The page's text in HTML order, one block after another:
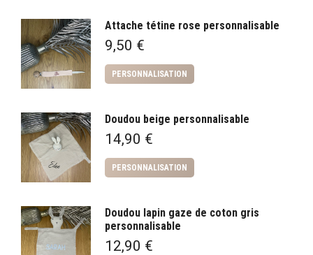
Attache tétine rose personnalisable
9,50 €
PERSONNALISATION
Doudou beige personnalisable
14,90 €
PERSONNALISATION
Doudou lapin gaze de coton gris
personnalisable
12,90 €